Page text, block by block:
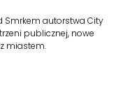
Smrkem autorstwa City
publicznej, nowe
miastem.